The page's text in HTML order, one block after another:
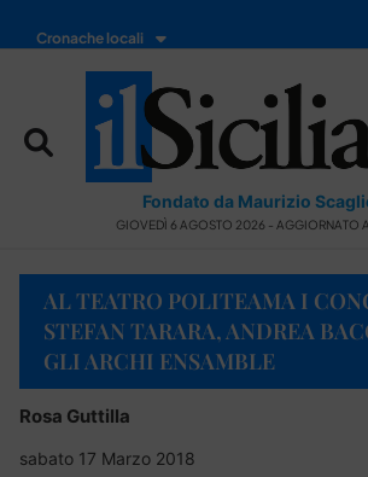
Cronache locali
Fondato da Maurizio
GIOVEDÌ 6 AGOSTO 2026 - AGGIORNATO
AL TEATRO POLITEAMA I
STEFAN TARARA, ANDREA
GLI ARCHI ENSAMBLE
Rosa Guttilla
sabato 17 Marzo 2018